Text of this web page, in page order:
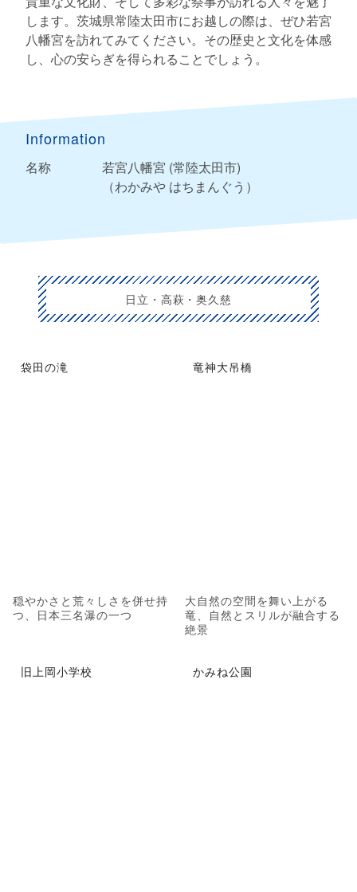
します。茨城県常陸太田市にお越しの際は、ぜひ若宮
八幡宮を訪れてみてください。その歴史と文化を体感
し、心の安らぎを得られることでしょう。
Information
名称
若宮八幡宮 (常陸太田市)
（わかみや はちまんぐう）
日立・高萩・奥久慈
袋田の滝
穏やかさと荒々しさを併せ持
つ、日本三名瀑の一つ
竜神大吊橋
大自然の空間を舞い上がる
竜、自然とスリルが融合する
絶景
旧上岡小学校 かみね公園